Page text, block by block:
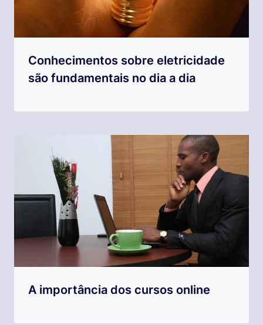
Conhecimentos sobre eletricidade
são fundamentais no dia a dia
A importância dos cursos online